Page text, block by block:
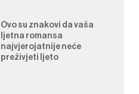
Ovo su znakovi da vaša
ljetna romansa
najvjerojatnije neće
preživjeti ljeto